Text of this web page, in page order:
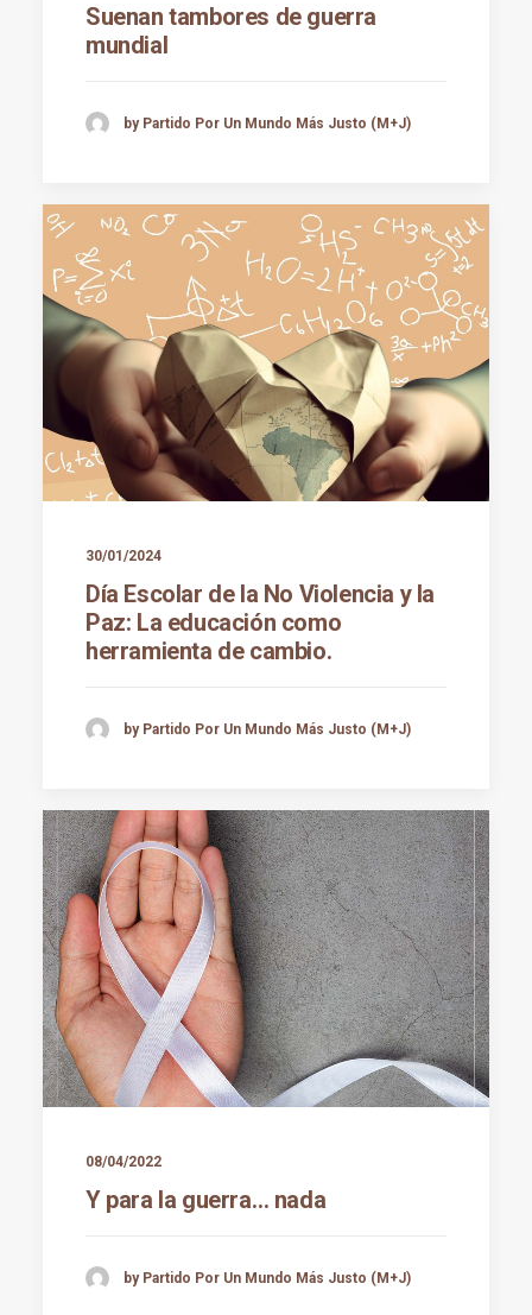
Suenan tambores de guerra
mundial
by Partido Por Un Mundo Más Justo (M+J)
30/01/2024
Día Escolar de la No Violencia y la
Paz: La educación como
herramienta de cambio.
by Partido Por Un Mundo Más Justo (M+J)
08/04/2022
Y para la guerra… nada
by Partido Por Un Mundo Más Justo (M+J)